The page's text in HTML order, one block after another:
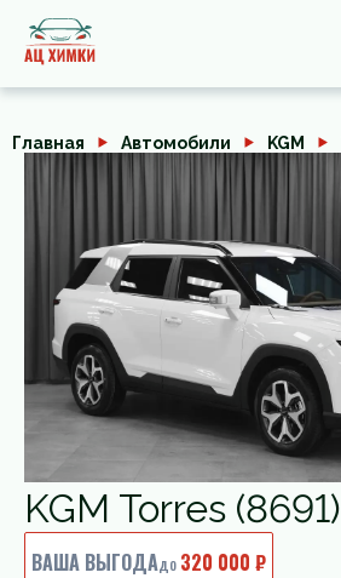
Главная Автомобили KGM
KGM Torres (8691)
ВАША ВЫГОДАдо320 000 ₽